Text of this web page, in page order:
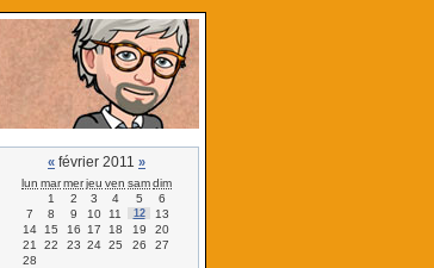
« février 2011 »
lun marmerjeu ven samdim
1
2 3 4 5
6
7
8 9 10 11 12
13
14
15 16 17 18 19
20
21
22 23 24 25 26
27
28